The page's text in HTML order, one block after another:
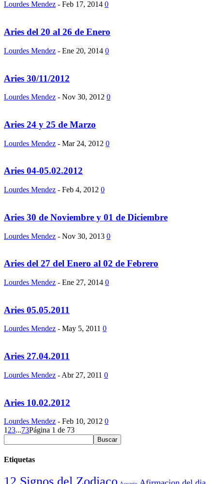
Lourdes Mendez - Feb 17, 2014 0
Aries del 20 al 26 de Enero
Lourdes Mendez - Ene 20, 2014 0
Aries 30/11/2012
Lourdes Mendez - Nov 30, 2012 0
Aries 24 y 25 de Marzo
Lourdes Mendez - Mar 24, 2012 0
Aries 04-05.02.2012
Lourdes Mendez - Feb 4, 2012 0
Aries 30 de Noviembre y 01 de Diciembre
Lourdes Mendez - Nov 30, 2013 0
Aries del 27 del Enero al 02 de Febrero
Lourdes Mendez - Ene 27, 2014 0
Aries 05.05.2011
Lourdes Mendez - May 5, 2011 0
Aries 27.04.2011
Lourdes Mendez - Abr 27, 2011 0
Aries 10.02.2012
Lourdes Mendez - Feb 10, 2012 0
1 23...73Página 1 de 73
Etiquetas